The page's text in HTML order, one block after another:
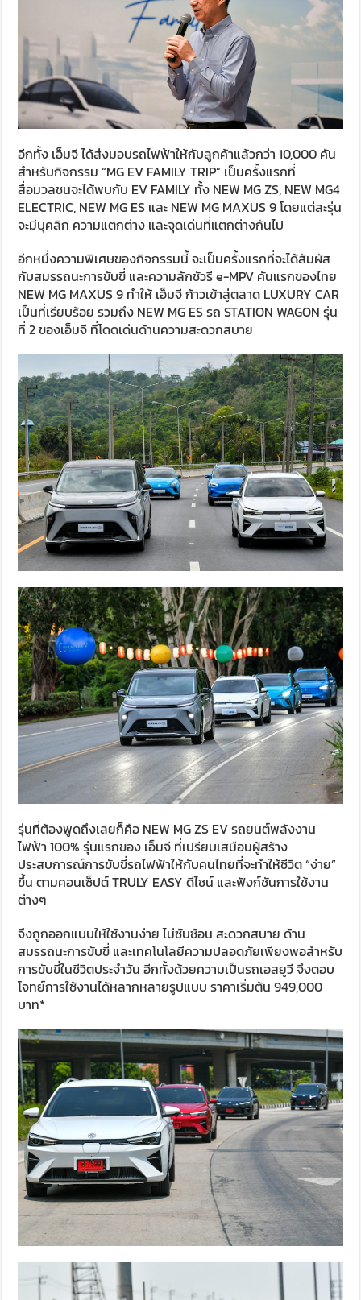
อีกทั้ง เอ็มจี ได้ส่งมอบรถไฟฟ้าให้กับลูกค้าแล้วกว่า 10,000 คัน
สำหรับกิจกรรม “MG EV FAMILY TRIP” เป็นครั้งแรกที่
สื่อมวลชนจะได้พบกับ EV FAMILY ทั้ง NEW MG ZS, NEW MG4
ELECTRIC, NEW MG ES และ NEW MG MAXUS 9 โดยแต่ละรุ่น
จะมีบุคลิก ความแตกต่าง และจุดเด่นที่แตกต่างกันไป
อีกหนึ่งความพิเศษของกิจกรรมนี้ จะเป็นครั้งแรกที่จะได้สัมผัส
กับสมรรถนะการขับขี่ และความลักชัวรี e-MPV คันแรกของไทย
NEW MG MAXUS 9 ทำให้ เอ็มจี ก้าวเข้าสู่ตลาด LUXURY CAR
เป็นที่เรียบร้อย รวมถึง NEW MG ES รถ STATION WAGON รุ่น
ที่ 2 ของเอ็มจี ที่โดดเด่นด้านความสะดวกสบาย
รุ่นที่ต้องพูดถึงเลยก็คือ NEW MG ZS EV รถยนต์พลังงาน
ไฟฟ้า 100% รุ่นแรกของ เอ็มจี ที่เปรียบเสมือนผู้สร้าง
ประสบการณ์การขับขี่รถไฟฟ้าให้กับคนไทยที่จะทำให้ชีวิต “ง่าย”
ขึ้น ตามคอนเซ็ปต์ TRULY EASY ดีไซน์ และฟังก์ชันการใช้งาน
ต่างๆ
จึงถูกออกแบบให้ใช้งานง่าย ไม่ซับซ้อน สะดวกสบาย ด้าน
สมรรถนะการขับขี่ และเทคโนโลยีความปลอดภัยเพียงพอสำหรับ
การขับขี่ในชีวิตประจำวัน อีกทั้งด้วยความเป็นรถเอสยูวี จึงตอบ
โจทย์การใช้งานได้หลากหลายรูปแบบ ราคาเริ่มต้น 949,000
บาท*